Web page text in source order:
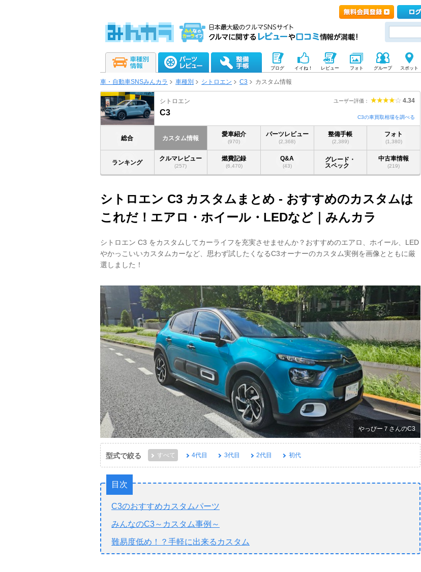
ブログ イイね！ レビュー フォト グループ スポット
車・自動車SNSみんカラ 車種別 シトロエン C3 カスタム情報
ユーザー評価： 4.34
シトロエン
C3
C3の車買取相場を調べる
総合 カスタム情報
愛車紹介
(970)
パーツレビュー
(2,368)
整備手帳
(2,389)
フォト
(1,380)
ランキング
クルマレビュー
(257)
燃費記録
(6,470)
Q&A
(43)
グレード・
スペック
中古車情報
(219)
シトロエン C3 カスタムまとめ - おすすめのカスタムは
これだ！エアロ・ホイール・LEDなど｜みんカラ
シトロエン C3 をカスタムしてカーライフを充実させませんか？おすすめのエアロ、ホイール、LED
やかっこいいカスタムカーなど、思わず試したくなるC3オーナーのカスタム実例を画像とともに厳
選しました！
やっぴー７さんのC3
型式で絞る すべて 4代目 3代目 2代目 初代
目次
C3のおすすめカスタムパーツ
みんなのC3～カスタム事例～
難易度低め！？手軽に出来るカスタム